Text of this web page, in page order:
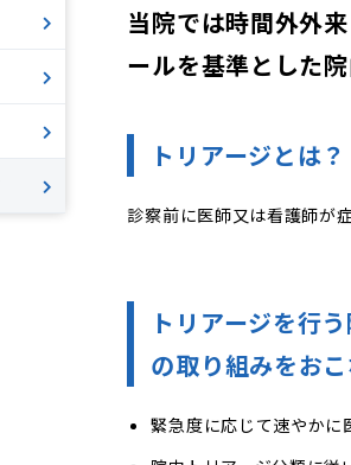
当院では時間外外
ールを基準とした
トリアージとは？
診察前に医師又は看護師が
トリアージを行
の取り組みをおこ
緊急度に応じて速やかに